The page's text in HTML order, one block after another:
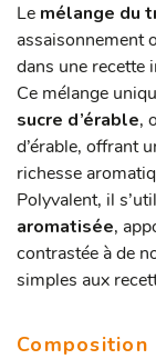
Le mélange du
assaisonnement
dans une recette
Ce mélange
sucre d’érable,
d’érable, offrant
richesse
Polyvalent, il
aromatisée,
contrastée à de
simples aux
Composition